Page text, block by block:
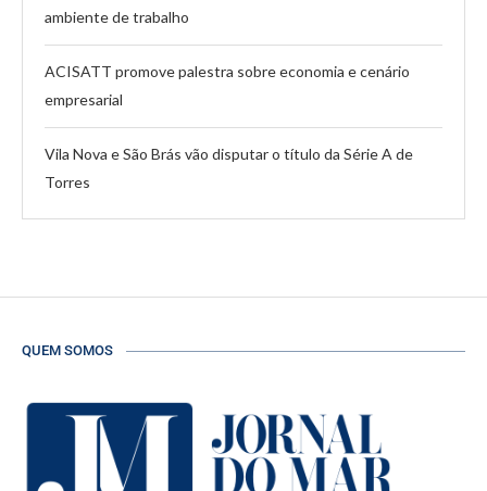
ambiente de trabalho
ACISATT promove palestra sobre economia e cenário
empresarial
Vila Nova e São Brás vão disputar o título da Série A de
Torres
QUEM SOMOS